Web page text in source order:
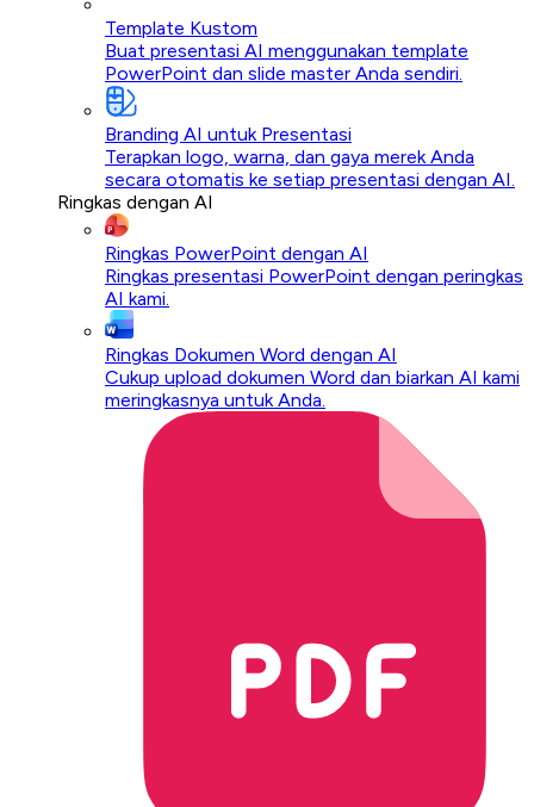
Template Kustom
Buat presentasi AI menggunakan template
PowerPoint dan slide master Anda sendiri.
Branding AI untuk Presentasi
Terapkan logo, warna, dan gaya merek Anda
secara otomatis ke setiap presentasi dengan AI.
Ringkas dengan AI
Ringkas PowerPoint dengan AI
Ringkas presentasi PowerPoint dengan peringkas
AI kami.
Ringkas Dokumen Word dengan AI
Cukup upload dokumen Word dan biarkan AI kami
meringkasnya untuk Anda.